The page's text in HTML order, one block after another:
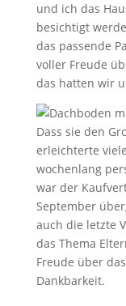
und ich das
besichtigt
das passende
voller Freude
das hatten wir
Dass sie den
erleichterte
wochenlang
war der
September
auch die letzte
das Thema
Freude über
Dankbarkeit.